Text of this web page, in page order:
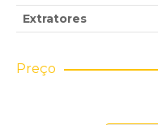
Extratores
Preço